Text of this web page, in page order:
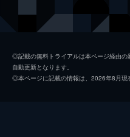
より、クノンの人生が一変する。
第2話 貴族学校へ
9歳になったクノンは、ある晩
れ、貴族の子供は貴族学校へ通
イコ・ラ
◎記載の無料トライアルは本ページ経由
自動更新となります。
◎本ページに記載の情報は、2026年8月現